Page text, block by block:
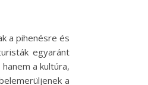
a pihenésre és
egyaránt
a kultúra,
a